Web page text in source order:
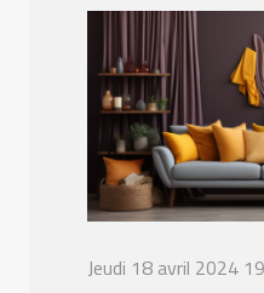
Jeudi 18 avril 2024